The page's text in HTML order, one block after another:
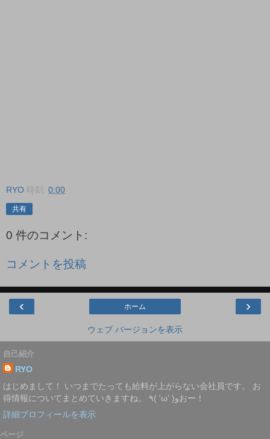
RYO 時刻: 0:00
共有
0 件のコメント:
コメントを投稿
‹ ›
ホーム
ウェブ バージョンを表示
自己紹介
RYO
はじめまして！ いつまでたっても給料が上がらない会社員です。 お
得情報についてまとめていきますね。 ٩( 'ω' )وおー！
詳細プロフィールを表示
ページ